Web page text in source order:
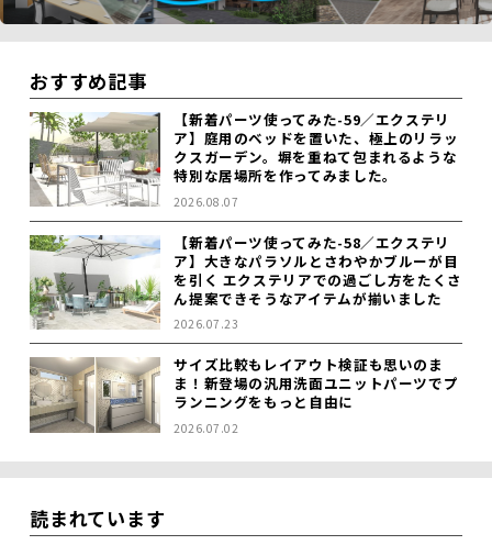
おすすめ記事
【新着パーツ使ってみた-59／エクステリ
ア】庭用のベッドを置いた、極上のリラッ
クスガーデン。塀を重ねて包まれるような
特別な居場所を作ってみました。
2026.08.07
【新着パーツ使ってみた-58／エクステリ
ア】大きなパラソルとさわやかブルーが目
を引く エクステリアでの過ごし方をたくさ
ん提案できそうなアイテムが揃いました
2026.07.23
サイズ比較もレイアウト検証も思いのま
ま！新登場の汎用洗面ユニットパーツでプ
ランニングをもっと自由に
2026.07.02
読まれています